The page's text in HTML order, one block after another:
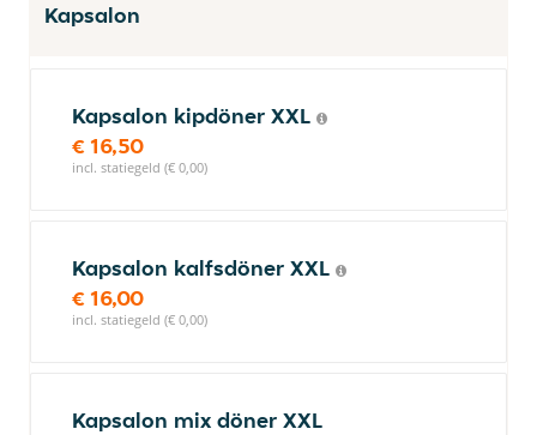
Kapsalon
Kapsalon kipdöner XXL
€ 16,50
incl. statiegeld (€ 0,00)
Kapsalon kalfsdöner XXL
€ 16,00
incl. statiegeld (€ 0,00)
Kapsalon mix döner XXL